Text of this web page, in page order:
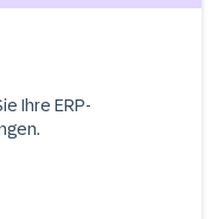
Ihre ERP-